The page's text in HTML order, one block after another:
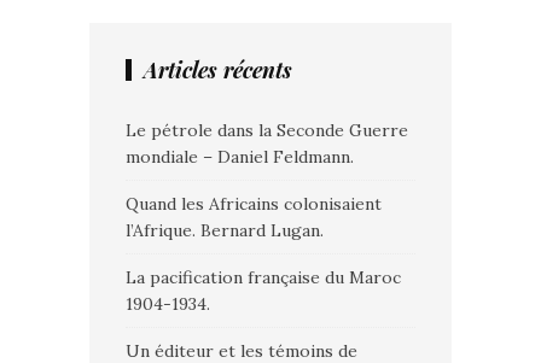
Articles récents
Le pétrole dans la Seconde Guerre
mondiale – Daniel Feldmann.
Quand les Africains colonisaient
l’Afrique. Bernard Lugan.
La pacification française du Maroc
1904-1934.
Un éditeur et les témoins de